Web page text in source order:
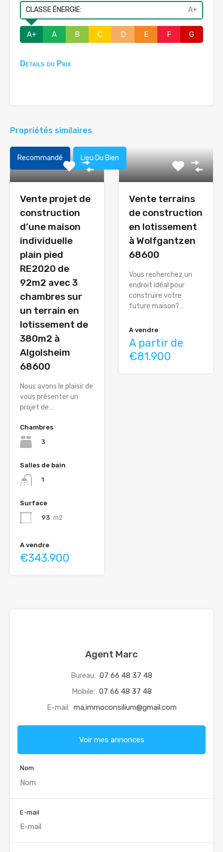
CLASSE ÉNERGIE: A+
A+ A B C D E F G
Détails du Prix
Propriétés similaires
Recommandé Lieu Du Bien
Vente projet de
construction
d’une maison
individuelle
plain pied
RE2020 de
92m2 avec 3
chambres sur
un terrain en
lotissement de
380m2 à
Algolsheim
68600
Nous avons le plaisir de
vous présenter un
projet de…
Chambres
3
Salles de bain
1
Surface
93 m2
A vendre
€343.900
Vente terrains
de construction
en lotissement
à Wolfgantzen
68600
Vous recherchez un
endroit idéal pour
construire votre
future maison?…
A vendre
A partir de
€81.900
Agent Marc
Bureau: 07 66 48 37 48
Mobile: 07 66 48 37 48
E-mail: ma.immoconsilium@gmail.com
Voir mes annonces
Nom
E-mail